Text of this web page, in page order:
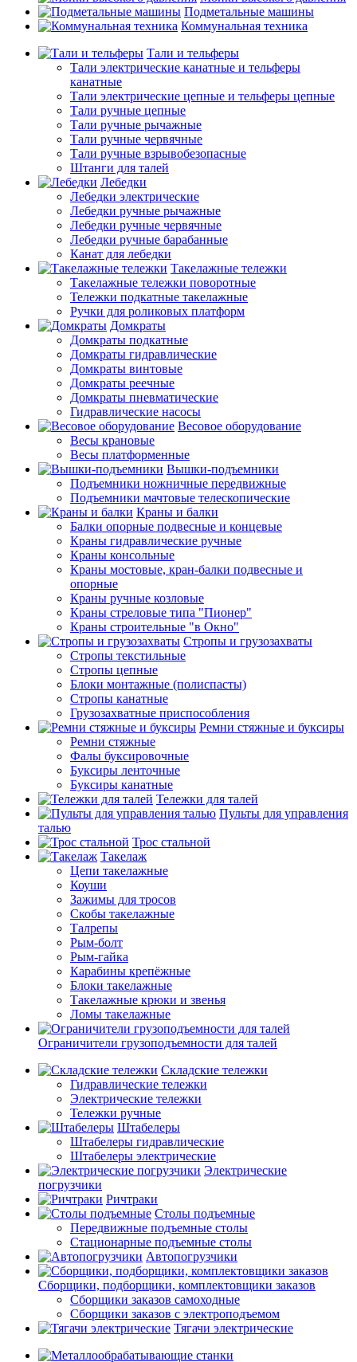
Подметальные машины
Коммунальная техника
Тали и тельферы
Тали электрические канатные и тельферы
канатные
Тали электрические цепные и тельферы цепные
Тали ручные цепные
Тали ручные рычажные
Тали ручные червячные
Тали ручные взрывобезопасные
Штанги для талей
Лебедки
Лебедки электрические
Лебедки ручные рычажные
Лебедки ручные червячные
Лебедки ручные барабанные
Канат для лебедки
Такелажные тележки
Такелажные тележки поворотные
Тележки подкатные такелажные
Ручки для роликовых платформ
Домкраты
Домкраты подкатные
Домкраты гидравлические
Домкраты винтовые
Домкраты реечные
Домкраты пневматические
Гидравлические насосы
Весовое оборудование
Весы крановые
Весы платформенные
Вышки-подъемники
Подъемники ножничные передвижные
Подъемники мачтовые телескопические
Краны и балки
Балки опорные подвесные и концевые
Краны гидравлические ручные
Краны консольные
Краны мостовые, кран-балки подвесные и
опорные
Краны ручные козловые
Краны стреловые типа "Пионер"
Краны строительные "в Окно"
Стропы и грузозахваты
Стропы текстильные
Стропы цепные
Блоки монтажные (полиспасты)
Стропы канатные
Грузозахватные приспособления
Ремни стяжные и буксиры
Ремни стяжные
Фалы буксировочные
Буксиры ленточные
Буксиры канатные
Тележки для талей
Пульты для управления
талью
Трос стальной
Такелаж
Цепи такелажные
Коуши
Зажимы для тросов
Скобы такелажные
Талрепы
Рым-болт
Рым-гайка
Карабины крепёжные
Блоки такелажные
Такелажные крюки и звенья
Ломы такелажные
Ограничители грузоподъемности для талей
Складские тележки
Гидравлические тележки
Электрические тележки
Тележки ручные
Штабелеры
Штабелеры гидравлические
Штабелеры электрические
Электрические
погрузчики
Ричтраки
Столы подъемные
Передвижные подъемные столы
Стационарные подъемные столы
Автопогрузчики
Сборщики, подборщики, комплектовщики заказов
Сборщики заказов самоходные
Сборщики заказов с электроподъемом
Тягачи электрические